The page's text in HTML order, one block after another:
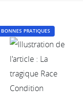
BONNES PRATIQUES